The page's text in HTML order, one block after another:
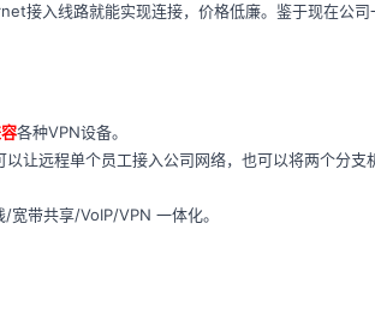
接入线路就能实现连接，价格低廉。鉴于现在公
各种VPN设备。
以让远程单个员工接入公司网络，也可以将两个分支
宽带共享/VoIP/VPN 一体化。